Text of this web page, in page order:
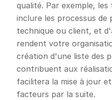
qualité. Par exemple,
inclure les processus
technique ou client, et
rendent votre
création d'une liste des
contribuent aux
facilitera la mise à jour
facteurs par la suite.